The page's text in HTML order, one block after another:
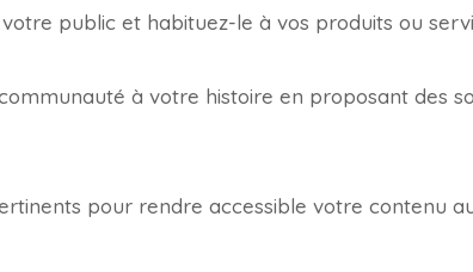
public et habituez-le à vos produits ou
à votre histoire en proposant des
pour rendre accessible votre contenu